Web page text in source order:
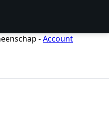
-Account